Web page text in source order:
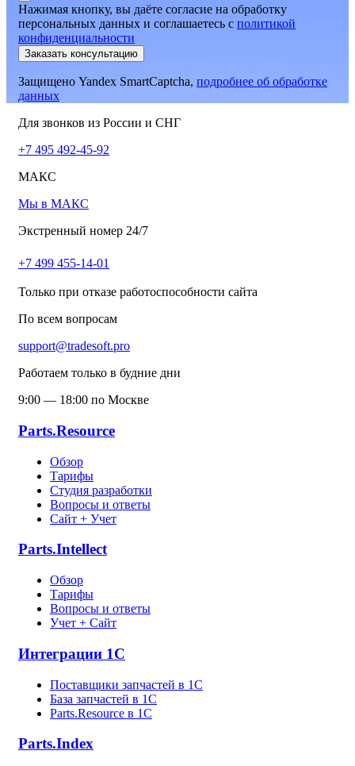
Нажимая кнопку, вы даёте согласие на обработку
персональных данных и соглашаетесь c политикой
конфиденциальности
Заказать консультацию
Защищено Yandex SmartCaptcha, подробнее об обработке
данных
Для звонков из России и СНГ
+7 495 492-45-92
МАКС
Мы в МАКС
Экстренный номер 24/7
+7 499 455-14-01
Только при отказе работоспособности сайта
По всем вопросам
support@tradesoft.pro
Работаем только в будние дни
9:00 — 18:00 по Москве
Parts.Resource
Обзор
Тарифы
Студия разработки
Вопросы и ответы
Сайт + Учет
Parts.Intellect
Обзор
Тарифы
Вопросы и ответы
Учет + Сайт
Интеграции 1С
Поставщики запчастей в 1C
База запчастей в 1С
Parts.Resource в 1C
Parts.Index